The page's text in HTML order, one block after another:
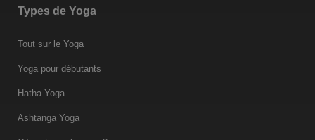
Types de Yoga
Tout sur le Yoga
Yoga pour débutants
Hatha Yoga
Ashtanga Yoga